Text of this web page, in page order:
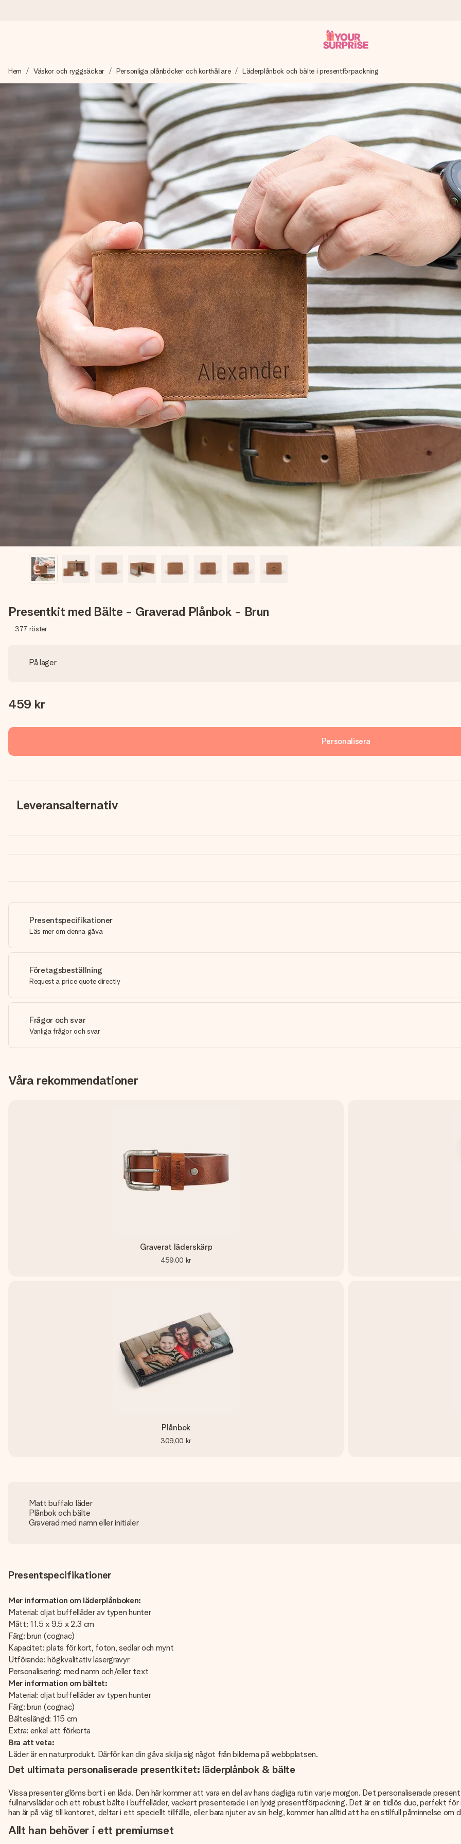
Vi skapar din gåva med omsorg och skickar den blixtsnabbt – så att du kan ge den i precis rätt tid, när det betyder som mest.
4,6 (baserat på +15 000 recensioner)
Våra gåvor inspirerar. Kunder ger oss 4,6 på Google Reviews.
Gratis hälsning
Skapa något unikt med bara några få steg – med hennes namn, ditt foto eller ett meddelande som verkligen berör hennes hjärta.
stunden.
Hem Väskor och ryggsäckar Personliga plånböcker och korthållare Läderplånbok och bälte i presentförpackning
Presentkit med Bälte - Graverad Plånbok - Brun
377 röster
På lager
459 kr
Personalisera
Leveransalternativ
Presentspecifikationer
Läs mer om denna gåva
Företagsbeställning
Request a price quote directly
Frågor och svar
Vanliga frågor och svar
Våra rekommendationer
Graverat läderskärp
459,00 kr
Plånbok
309,00 kr
Matt buffalo läder
Plånbok och bälte
Graverad med namn eller initialer
Presentspecifikationer
Mer information om läderplånboken:
Material: oljat buffelläder av typen hunter
Mått: 11.5 x 9.5 x 2.3 cm
Färg: brun (cognac)
Kapacitet: plats för kort, foton, sedlar och mynt
Utförande: högkvalitativ lasergravyr
Personalisering: med namn och/eller text
Mer information om bältet:
Material: oljat buffelläder av typen hunter
Färg: brun (cognac)
Bälteslängd: 115 cm
Extra: enkel att förkorta
Bra att veta:
Läder är en naturprodukt. Därför kan din gåva skilja sig något från bilderna på webbplatsen.
Det ultimata personaliserade presentkitet: läderplånbok & bälte
Vissa presenter glöms bort i en låda. Den här kommer att vara en del av hans dagliga rutin varje morgon. Det personaliserade
fullnarvsläder och ett robust bälte i buffelläder, vackert presenterade i en lyxig presentförpackning. Det är en tidlös duo, perfekt
han är på väg till kontoret, deltar i ett speciellt tillfälle, eller bara njuter av sin helg, kommer han alltid att ha en stilfull påminnelse om
Allt han behöver i ett premiumset